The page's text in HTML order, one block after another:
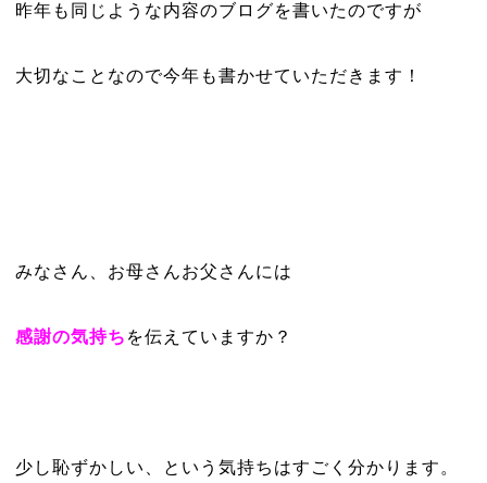
昨年も同じような内容のブログを書いたのですが
大切なことなので今年も書かせていただきます！
みなさん、お母さんお父さんには
感謝の気持ち を伝えていますか？
少し恥ずかしい、という気持ちはすごく分かります。